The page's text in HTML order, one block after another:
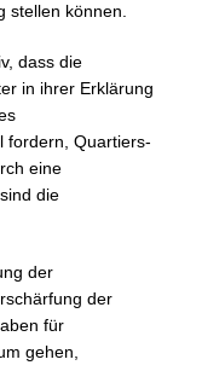
stellen können.
dass die
in ihrer Erklärung
fordern, Quartiers-
eine
die
der
der
für
gehen,